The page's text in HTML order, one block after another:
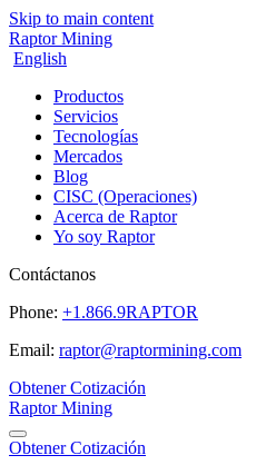
Skip to main content
Raptor Mining
English
Productos
Servicios
Tecnologías
Mercados
Blog
CISC (Operaciones)
Acerca de Raptor
Yo soy Raptor
Contáctanos
Phone: +1.866.9RAPTOR
Email: raptor@raptormining.com
Obtener Cotización
Raptor Mining
Obtener Cotización